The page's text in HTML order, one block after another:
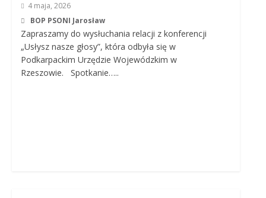
4 maja, 2026
BOP PSONI Jarosław
Zapraszamy do wysłuchania relacji z konferencji
„Usłysz nasze głosy”, która odbyła się w
Podkarpackim Urzędzie Wojewódzkim w
Rzeszowie. Spotkanie…..